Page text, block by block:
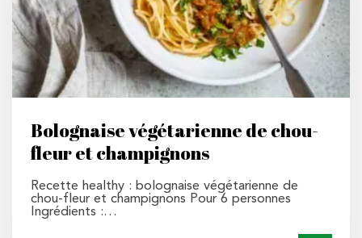
Bolognaise végétarienne de chou-
fleur et champignons
Recette healthy : bolognaise végétarienne de
chou-fleur et champignons Pour 6 personnes
Ingrédients :…